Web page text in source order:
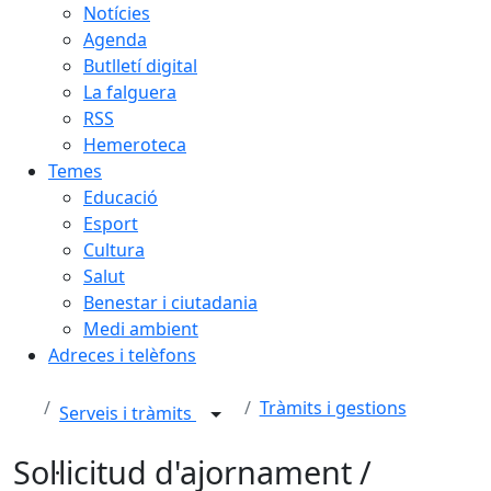
Notícies
Agenda
Butlletí digital
La falguera
RSS
Hemeroteca
Temes
Educació
Esport
Cultura
Salut
Benestar i ciutadania
Medi ambient
Adreces i telèfons
Serveis i tràmits Tràmits i gestions
Sol·licitud d'ajornament /